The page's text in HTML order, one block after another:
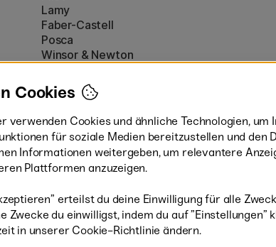
Lamy
Faber-Castell
Posca
Winsor & Newton
Visa, Mastercard und Paypal
Cookies
verwenden Cookies und ähnliche Technologien, um
für soziale Medien bereitzustellen und den
Informationen weitergeben, um relevantere
Plattformen anzuzeigen.
erteilst du deine Einwilligung für alle
Zwecke du einwilligst, indem du auf ”Einstellungen”
in unserer Cookie-Richtlinie ändern.